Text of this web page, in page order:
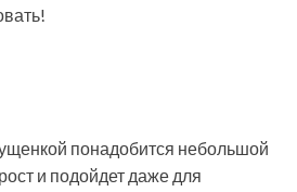
понадобится небольшой
и подойдет даже для